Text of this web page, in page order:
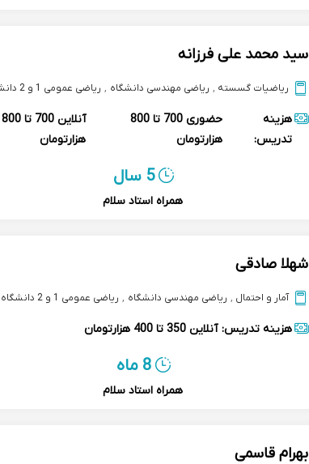
سید محمد علی فرزانه
ریاضیات گسسته , ریاضی مهندسی دانشگاه , ریاضی عمومی 1 و 2 دانشگاه
هزینه
تدریس:
حضوری
700 تا 800
هزارتومان
آنلاین
700 تا 800
هزارتومان
5 سال
همراه استاد سلام
شهلا صادقی
آمار و احتمال , ریاضی مهندسی دانشگاه , ریاضی عمومی 1 و 2 دانشگاه
هزینه تدریس: آنلاین 350 تا 400 هزارتومان
8 ماه
همراه استاد سلام
بهرام قاسمی